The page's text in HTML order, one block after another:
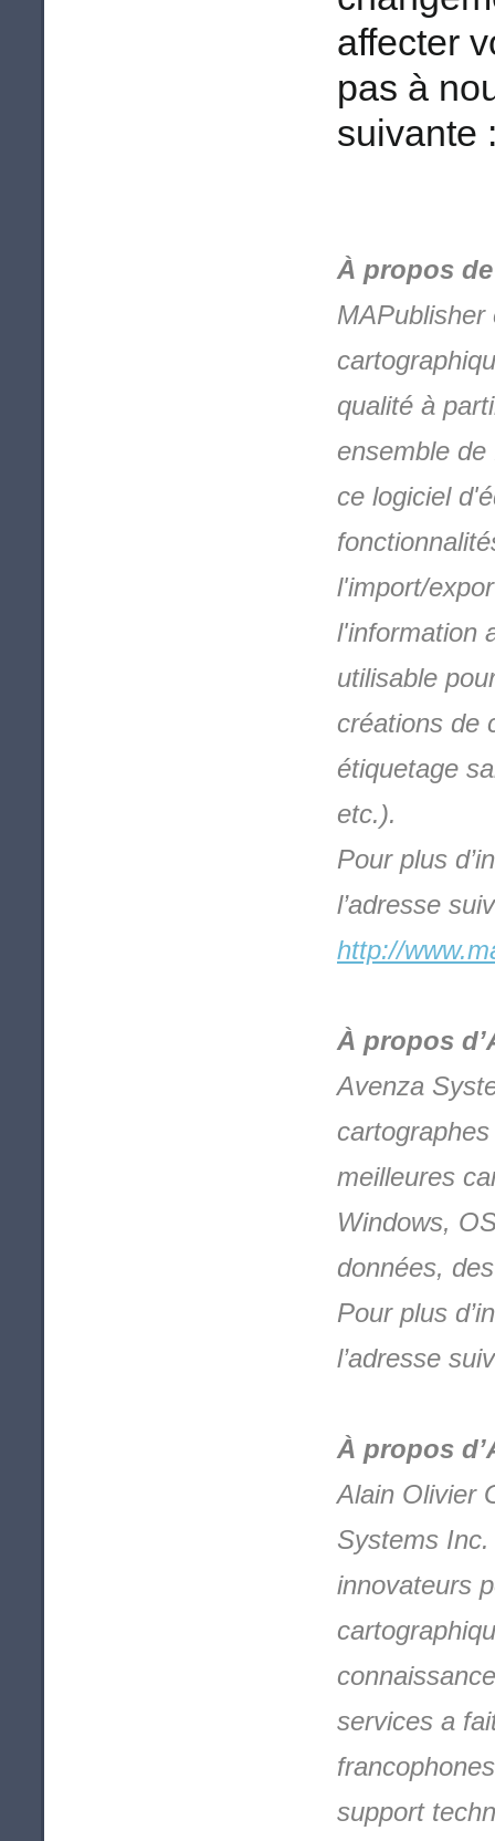
affecter
pas à
suivante
À propos
MAPublisher
qualité à
ensemble
ce logiciel
l'import/
l'information
utilisable
créations de
étiquetage
etc.).
Pour plus
l’adresse
http://
À propos
Avenza
meilleures
Windows,
données,
Pour plus
l’adresse
À propos
Alain Olivier
Systems
innovateurs
services a
support